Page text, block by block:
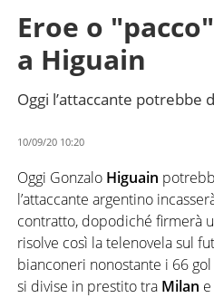
Eroe o
a Higuain
Oggi l’attaccante potrebbe
10/09/20 10:20
Oggi Gonzalo Higuain
l’attaccante argentino
contratto, dopodiché firmerà
risolve così la telenovela sul
bianconeri nonostante i 66
si divise in prestito tra Milan e